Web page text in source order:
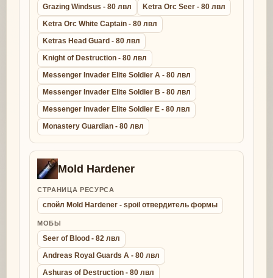
Grazing Windsus - 80 лвл
Ketra Orc Seer - 80 лвл
Ketra Orc White Captain - 80 лвл
Ketras Head Guard - 80 лвл
Knight of Destruction - 80 лвл
Messenger Invader Elite Soldier A - 80 лвл
Messenger Invader Elite Soldier B - 80 лвл
Messenger Invader Elite Soldier E - 80 лвл
Monastery Guardian - 80 лвл
Mold Hardener
СТРАНИЦА РЕСУРСА
спойл Mold Hardener - spoil отвердитель формы
МОБЫ
Seer of Blood - 82 лвл
Andreas Royal Guards A - 80 лвл
Ashuras of Destruction - 80 лвл